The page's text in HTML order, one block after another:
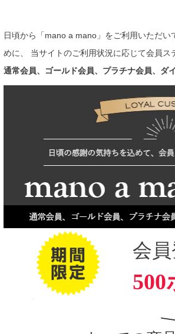
日頃から「mano a mano」をご利用いただ
めに、 当サイトのご利用状況に応じて会員ス
通常会員、ゴールド会員、プラチナ会員、ダ
会
500